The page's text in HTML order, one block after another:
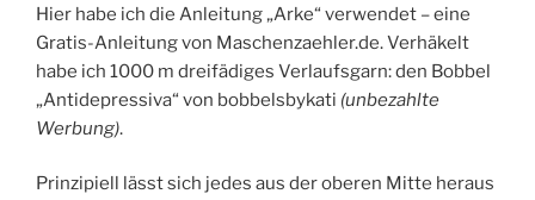
Hier habe ich die Anleitung „Arke“ verwendet – eine
Gratis-Anleitung von Maschenzaehler.de. Verhäkelt
habe ich 1000 m dreifädiges Verlaufsgarn: den Bobbel
„Antidepressiva“ von bobbelsbykati (unbezahlte
Werbung).
Prinzipiell lässt sich jedes aus der oberen Mitte heraus